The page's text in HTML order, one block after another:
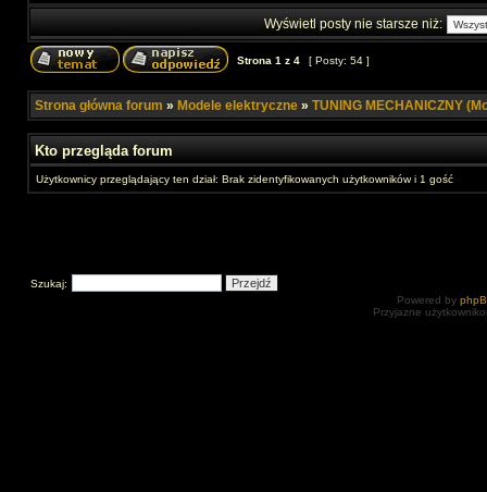
Wyświetl posty nie starsze niż:
Strona 1 z 4 [ Posty: 54 ]
Strona główna forum » Modele elektryczne » TUNING MECHANICZNY
Kto przegląda forum
Użytkownicy przeglądający ten dział: Brak zidentyfikowanych użytkowników i 1 gość
Szukaj:
Powered by
Przyjazne